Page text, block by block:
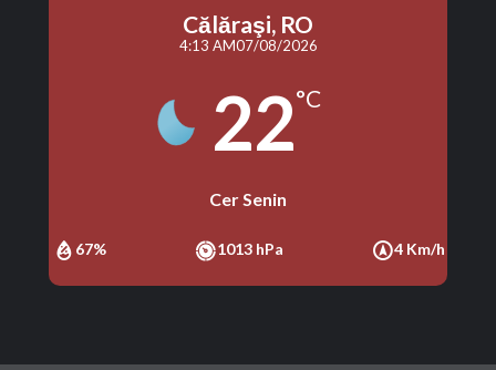
Călăraşi, RO
4:13 AM07/08/2026
22°C
Cer Senin
67% 1013 hPa 4 Km/h